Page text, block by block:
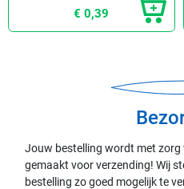
€ 0,39
Jouw bestelling wordt met zorg
gemaakt voor verzending! Wij
bestelling zo goed mogelijk te